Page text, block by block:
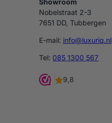
Nobelstraat 2-3
7651 DD, Tubbergen
E-mail: info@luxuriq.nl
Tel: 085 1300 567